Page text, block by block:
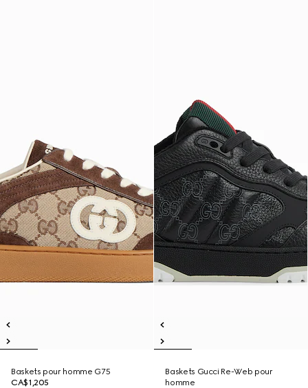
Baskets pour homme G75
CA$1,205
Baskets Gucci Re-Web pour
homme